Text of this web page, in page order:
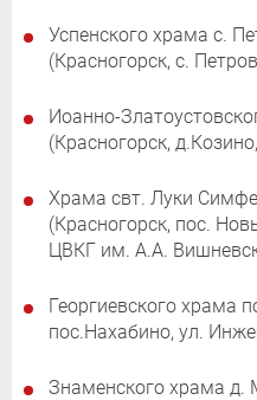
Успенского храма с.
(Красногорск, с.
Иоанно-
(Красногорск,
Храма свт. Луки
(Красногорск, пос.
ЦВКГ им. А.А.
Георгиевского храма
пос.Нахабино, ул.
Знаменского храма д.